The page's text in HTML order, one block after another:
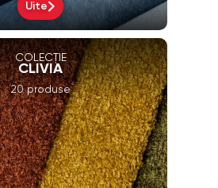
Uite
COLECȚIE
CLIVIA
20 produse